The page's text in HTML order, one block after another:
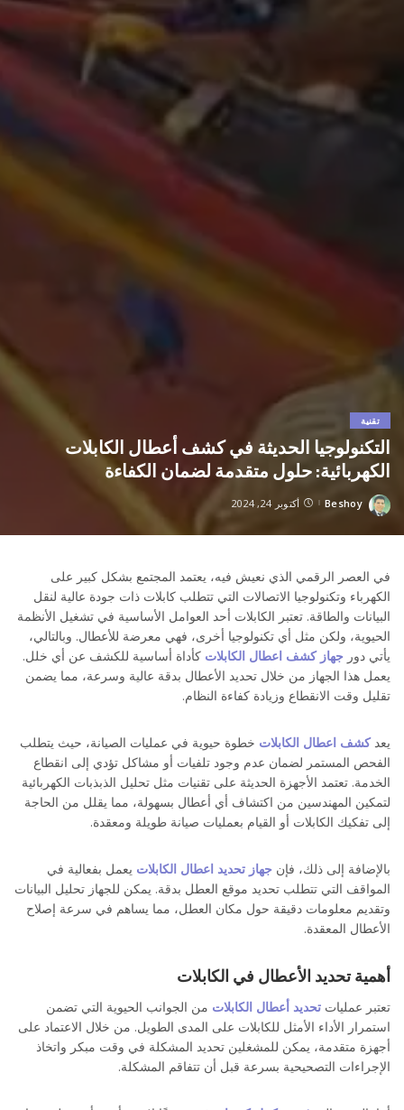
التكنولوجيا الحديثة في كشف أعطال الكابلات الكهربائية: حلول متقدمة لضمان الكفاءة
تقنية
التكنولوجيا الحديثة في كشف أعطال الكابلات
الكهربائية: حلول متقدمة لضمان الكفاءة
Posted
Beshoy أكتوبر 24, 2024
في العصر الرقمي الذي نعيش فيه، يعتمد المجتمع بشكل كبير على
الكهرباء وتكنولوجيا الاتصالات التي تتطلب كابلات ذات جودة عالية لنقل
البيانات والطاقة. تعتبر الكابلات أحد العوامل الأساسية في تشغيل الأنظمة
الحيوية، ولكن مثل أي تكنولوجيا أخرى، فهي معرضة للأعطال. وبالتالي،
يأتي دور جهاز كشف اعطال الكابلات كأداة أساسية للكشف عن أي خلل.
يعمل هذا الجهاز من خلال تحديد الأعطال بدقة عالية وسرعة، مما يضمن
تقليل وقت الانقطاع وزيادة كفاءة النظام.
يعدكشف اعطال الكابلات خطوة حيوية في عمليات الصيانة، حيث يتطلب
الفحص المستمر لضمان عدم وجود تلفيات أو مشاكل تؤدي إلى انقطاع
الخدمة. تعتمد الأجهزة الحديثة على تقنيات مثل تحليل الذبذبات الكهربائية
لتمكين المهندسين من اكتشاف أي أعطال بسهولة، مما يقلل من الحاجة
إلى تفكيك الكابلات أو القيام بعمليات صيانة طويلة ومعقدة.
بالإضافة إلى ذلك، فإن جهاز تحديد اعطال الكابلات يعمل بفعالية في
المواقف التي تتطلب تحديد موقع العطل بدقة. يمكن للجهاز تحليل البيانات
وتقديم معلومات دقيقة حول مكان العطل، مما يساهم في سرعة إصلاح
الأعطال المعقدة.
أهمية تحديد الأعطال في الكابلات
تعتبر عمليات تحديد أعطال الكابلات من الجوانب الحيوية التي تضمن
استمرار الأداء الأمثل للكابلات على المدى الطويل. من خلال الاعتماد على
أجهزة متقدمة، يمكن للمشغلين تحديد المشكلة في وقت مبكر واتخاذ
الإجراءات التصحيحية بسرعة قبل أن تتفاقم المشكلة.